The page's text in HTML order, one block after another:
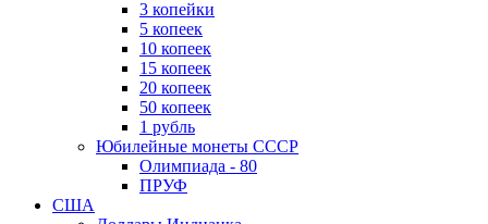
3 копейки
5 копеек
10 копеек
15 копеек
20 копеек
50 копеек
1 рубль
Юбилейные монеты СССР
Олимпиада - 80
ПРУФ
США